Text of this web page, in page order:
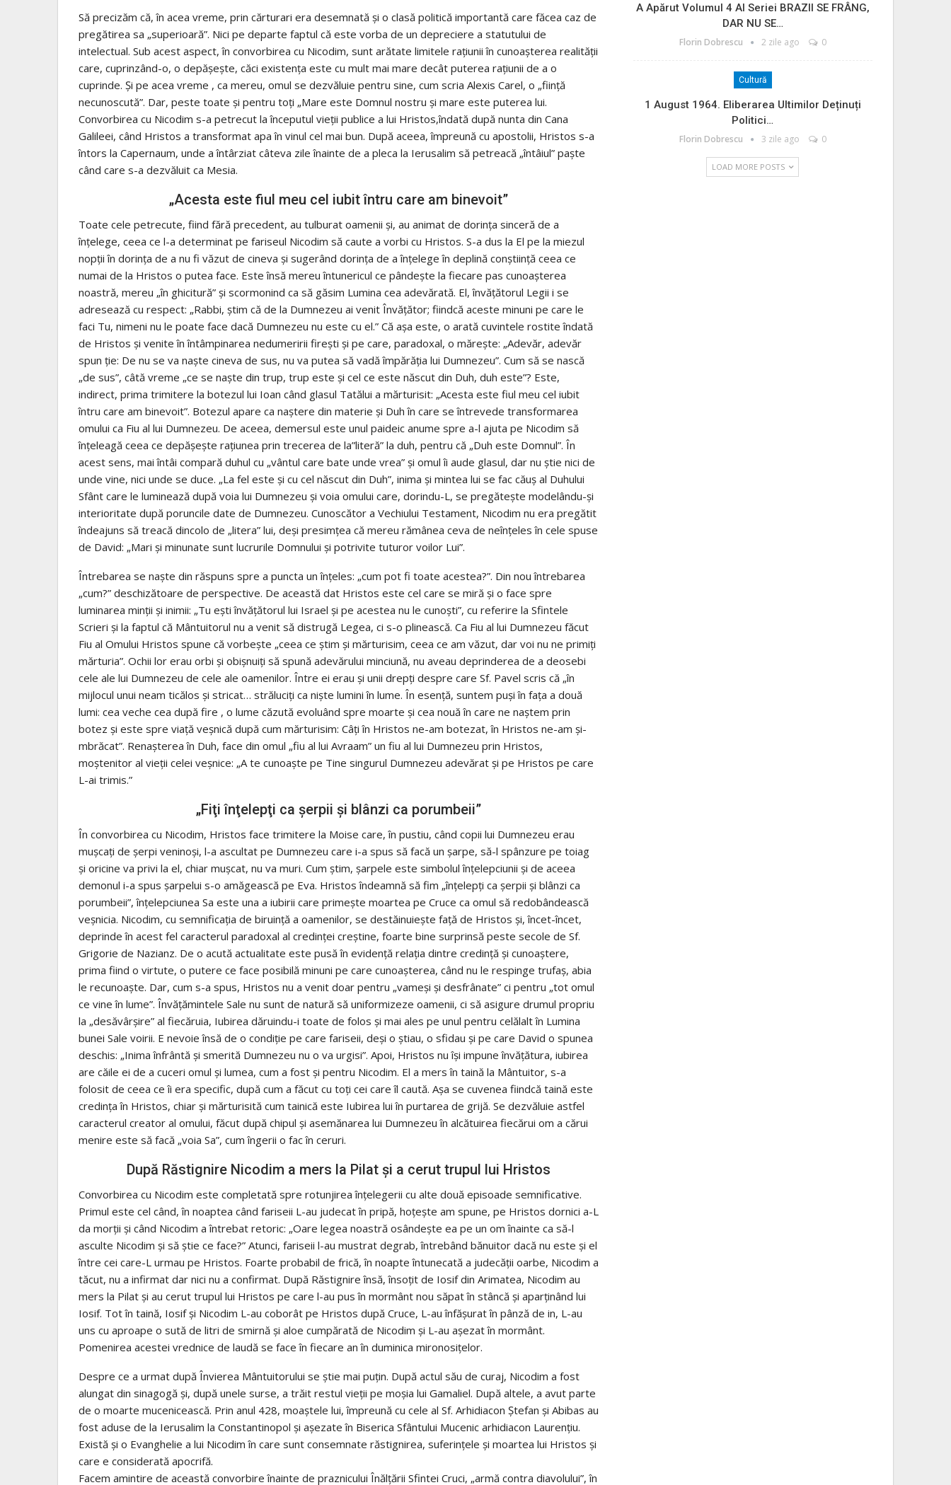
Să precizăm că, în acea vreme, prin cărturari era desemnată şi o clasă politică importantă care făcea caz de
pregătirea sa „superioară”. Nici pe departe faptul că este vorba de un depreciere a statutului de
intelectual. Sub acest aspect, în convorbirea cu Nicodim, sunt arătate limitele raţiunii în cunoaşterea realităţii
care, cuprinzând-o, o depăşeşte, căci existenţa este cu mult mai mare decât puterea raţiunii de a o
cuprinde. Şi pe acea vreme , ca mereu, omul se dezvăluie pentru sine, cum scria Alexis Carel, o „fiinţă
necunoscută”. Dar, peste toate şi pentru toţi „Mare este Domnul nostru şi mare este puterea lui.
Convorbirea cu Nicodim s-a petrecut la începutul vieţii publice a lui Hristos,îndată după nunta din Cana
Galileei, când Hristos a transformat apa în vinul cel mai bun. După aceea, împreună cu apostolii, Hristos s-a
întors la Capernaum, unde a întârziat câteva zile înainte de a pleca la Ierusalim să petreacă „întâiul” paşte
când care s-a dezvăluit ca Mesia.
„Acesta este fiul meu cel iubit întru care am binevoit”
Toate cele petrecute, fiind fără precedent, au tulburat oamenii şi, au animat de dorinţa sinceră de a
înţelege, ceea ce l-a determinat pe fariseul Nicodim să caute a vorbi cu Hristos. S-a dus la El pe la miezul
nopţii în dorinţa de a nu fi văzut de cineva şi sugerând dorinţa de a înţelege în deplină conştiinţă ceea ce
numai de la Hristos o putea face. Este însă mereu întunericul ce pândeşte la fiecare pas cunoaşterea
noastră, mereu „în ghicitură” şi scormonind ca să găsim Lumina cea adevărată. El, învăţătorul Legii i se
adresează cu respect: „Rabbi, ştim că de la Dumnezeu ai venit Învăţător; fiindcă aceste minuni pe care le
faci Tu, nimeni nu le poate face dacă Dumnezeu nu este cu el.” Că aşa este, o arată cuvintele rostite îndată
de Hristos şi venite în întâmpinarea nedumeririi fireşti şi pe care, paradoxal, o măreşte: „Adevăr, adevăr
spun ţie: De nu se va naşte cineva de sus, nu va putea să vadă împărăţia lui Dumnezeu”. Cum să se nască
„de sus”, câtă vreme „ce se naşte din trup, trup este şi cel ce este născut din Duh, duh este”? Este,
indirect, prima trimitere la botezul lui Ioan când glasul Tatălui a mărturisit: „Acesta este fiul meu cel iubit
întru care am binevoit”. Botezul apare ca naştere din materie şi Duh în care se întrevede transformarea
omului ca Fiu al lui Dumnezeu. De aceea, demersul este unul paideic anume spre a-l ajuta pe Nicodim să
înţeleagă ceea ce depăşeşte raţiunea prin trecerea de la”literă” la duh, pentru că „Duh este Domnul”. În
acest sens, mai întâi compară duhul cu „vântul care bate unde vrea” şi omul îi aude glasul, dar nu ştie nici de
unde vine, nici unde se duce. „La fel este şi cu cel născut din Duh”, inima şi mintea lui se fac căuş al Duhului
Sfânt care le luminează după voia lui Dumnezeu şi voia omului care, dorindu-L, se pregăteşte modelându-şi
interioritate după poruncile date de Dumnezeu. Cunoscător a Vechiului Testament, Nicodim nu era pregătit
îndeajuns să treacă dincolo de „litera” lui, deşi presimţea că mereu rămânea ceva de neînţeles în cele spuse
de David: „Mari şi minunate sunt lucrurile Domnului şi potrivite tuturor voilor Lui”.
Întrebarea se naşte din răspuns spre a puncta un înţeles: „cum pot fi toate acestea?”. Din nou întrebarea
„cum?” deschizătoare de perspective. De această dat Hristos este cel care se miră şi o face spre
luminarea minţii şi inimii: „Tu eşti învăţătorul lui Israel şi pe acestea nu le cunoşti”, cu referire la Sfintele
Scrieri şi la faptul că Mântuitorul nu a venit să distrugă Legea, ci s-o plinească. Ca Fiu al lui Dumnezeu făcut
Fiu al Omului Hristos spune că vorbeşte „ceea ce ştim şi mărturisim, ceea ce am văzut, dar voi nu ne primiţi
mărturia”. Ochii lor erau orbi şi obişnuiţi să spună adevărului minciună, nu aveau deprinderea de a deosebi
cele ale lui Dumnezeu de cele ale oamenilor. Între ei erau şi unii drepţi despre care Sf. Pavel scris că „în
mijlocul unui neam ticălos şi stricat… străluciţi ca nişte lumini în lume. În esenţă, suntem puşi în faţa a două
lumi: cea veche cea după fire , o lume căzută evoluând spre moarte şi cea nouă în care ne naştem prin
botez şi este spre viaţă veşnică după cum mărturisim: Câţi în Hristos ne-am botezat, în Hristos ne-am şi-
mbrăcat”. Renaşterea în Duh, face din omul „fiu al lui Avraam” un fiu al lui Dumnezeu prin Hristos,
moştenitor al vieţii celei veşnice: „A te cunoaşte pe Tine singurul Dumnezeu adevărat şi pe Hristos pe care
L-ai trimis.”
„Fiţi înţelepţi ca şerpii şi blânzi ca porumbeii”
În convorbirea cu Nicodim, Hristos face trimitere la Moise care, în pustiu, când copii lui Dumnezeu erau
muşcaţi de şerpi veninoşi, l-a ascultat pe Dumnezeu care i-a spus să facă un şarpe, să-l spânzure pe toiag
şi oricine va privi la el, chiar muşcat, nu va muri. Cum ştim, şarpele este simbolul înţelepciunii şi de aceea
demonul i-a spus şarpelui s-o amăgească pe Eva. Hristos îndeamnă să fim „înţelepţi ca şerpii şi blânzi ca
porumbeii”, înţelepciunea Sa este una a iubirii care primeşte moartea pe Cruce ca omul să redobândească
veşnicia. Nicodim, cu semnificaţia de biruinţă a oamenilor, se destăinuiește faţă de Hristos şi, încet-încet,
deprinde în acest fel caracterul paradoxal al credinţei creştine, foarte bine surprinsă peste secole de Sf.
Grigorie de Nazianz. De o acută actualitate este pusă în evidenţă relaţia dintre credinţă şi cunoaştere,
prima fiind o virtute, o putere ce face posibilă minuni pe care cunoaşterea, când nu le respinge trufaş, abia
le recunoaşte. Dar, cum s-a spus, Hristos nu a venit doar pentru „vameşi şi desfrânate” ci pentru „tot omul
ce vine în lume”. Învăţămintele Sale nu sunt de natură să uniformizeze oamenii, ci să asigure drumul propriu
la „desăvârşire” al fiecăruia, Iubirea dăruindu-i toate de folos şi mai ales pe unul pentru celălalt în Lumina
bunei Sale voirii. E nevoie însă de o condiţie pe care fariseii, deşi o ştiau, o sfidau şi pe care David o spunea
deschis: „Inima înfrântă şi smerită Dumnezeu nu o va urgisi”. Apoi, Hristos nu îşi impune învăţătura, iubirea
are căile ei de a cuceri omul şi lumea, cum a fost şi pentru Nicodim. El a mers în taină la Mântuitor, s-a
folosit de ceea ce îi era specific, după cum a făcut cu toţi cei care îl caută. Aşa se cuvenea fiindcă taină este
credinţa în Hristos, chiar şi mărturisită cum tainică este Iubirea lui în purtarea de grijă. Se dezvăluie astfel
caracterul creator al omului, făcut după chipul şi asemănarea lui Dumnezeu în alcătuirea fiecărui om a cărui
menire este să facă „voia Sa”, cum îngerii o fac în ceruri.
După Răstignire Nicodim a mers la Pilat şi a cerut trupul lui Hristos
Convorbirea cu Nicodim este completată spre rotunjirea înţelegerii cu alte două episoade semnificative.
Primul este cel când, în noaptea când fariseii L-au judecat în pripă, hoţeşte am spune, pe Hristos dornici a-L
da morţii şi când Nicodim a întrebat retoric: „Oare legea noastră osândeşte ea pe un om înainte ca să-l
asculte Nicodim şi să ştie ce face?” Atunci, fariseii l-au mustrat degrab, întrebând bănuitor dacă nu este şi el
între cei care-L urmau pe Hristos. Foarte probabil de frică, în noapte întunecată a judecăţii oarbe, Nicodim a
tăcut, nu a infirmat dar nici nu a confirmat. După Răstignire însă, însoţit de Iosif din Arimatea, Nicodim au
mers la Pilat şi au cerut trupul lui Hristos pe care l-au pus în mormânt nou săpat în stâncă şi aparţinând lui
Iosif. Tot în taină, Iosif şi Nicodim L-au coborât pe Hristos după Cruce, L-au înfăşurat în pânză de in, L-au
uns cu aproape o sută de litri de smirnă şi aloe cumpărată de Nicodim şi L-au aşezat în mormânt.
Pomenirea acestei vrednice de laudă se face în fiecare an în duminica mironosiţelor.
Despre ce a urmat după Învierea Mântuitorului se ştie mai puţin. După actul său de curaj, Nicodim a fost
alungat din sinagogă şi, după unele surse, a trăit restul vieţii pe moşia lui Gamaliel. După altele, a avut parte
de o moarte mucenicească. Prin anul 428, moaştele lui, împreună cu cele al Sf. Arhidiacon Ştefan şi Abibas au
fost aduse de la Ierusalim la Constantinopol şi aşezate în Biserica Sfântului Mucenic arhidiacon Laurenţiu.
Există şi o Evanghelie a lui Nicodim în care sunt consemnate răstignirea, suferinţele şi moartea lui Hristos şi
care e considerată apocrifă.
Facem amintire de această convorbire înainte de praznicului Înălţării Sfintei Cruci, „armă contra diavolului”, în
A Apărut Volumul 4 Al Seriei BRAZII SE FRÂNG,
DAR NU SE…
Florin Dobrescu 2 zile ago 0
Cultură
1 August 1964. Eliberarea Ultimilor Deținuți
Politici…
Florin Dobrescu 3 zile ago 0
LOAD MORE POSTS